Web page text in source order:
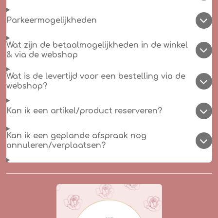
Parkeermogelijkheden
Wat zijn de betaalmogelijkheden in de winkel
& via de webshop
Wat is de levertijd voor een bestelling via de
webshop?
Kan ik een artikel/product reserveren?
Kan ik een geplande afspraak nog
annuleren/verplaatsen?